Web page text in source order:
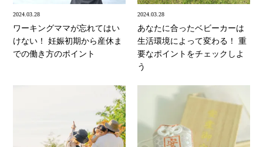
2024.03.28
ワーキングママが忘れてはい
けない！ 妊娠初期から産休ま
での働き方のポイント
2024.03.28
あなたに合ったベビーカーは
生活環境によって変わる！ 重
要なポイントをチェックしよ
う